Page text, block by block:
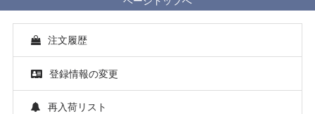
注文履歴
登録情報の変更
再入荷リスト